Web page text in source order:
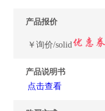
产品报价
￥询价/solid
产品说明书
点击查看